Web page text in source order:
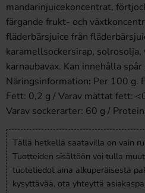
mandarinjuicekoncentrat,
färgande frukt- och
fläderbärsjuice från
karamellsockersirap,
karnaubavax. Kan innehålla spår
Näringsinformation: Per 100 g.
Fett: 0,2 g / Varav mättat fett:
Varav sockerarter: 60 g /
Tällä hetkellä saatavilla on vain
Tuotteiden sisältöön voi tulla
tuotetiedot aina alkuperäisestä
kysyttävää, ota yhteyttä